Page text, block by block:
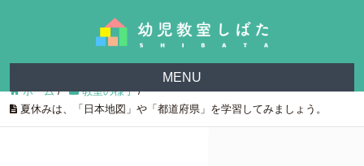
MENU
ホーム/ 教室の様子/
夏休みは、「日本地図」や「都道府県」を学習してみましょう。